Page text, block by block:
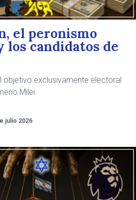
el peronismo
candidatos de
objetivo exclusivamente electoral
Milei.
julio 2026